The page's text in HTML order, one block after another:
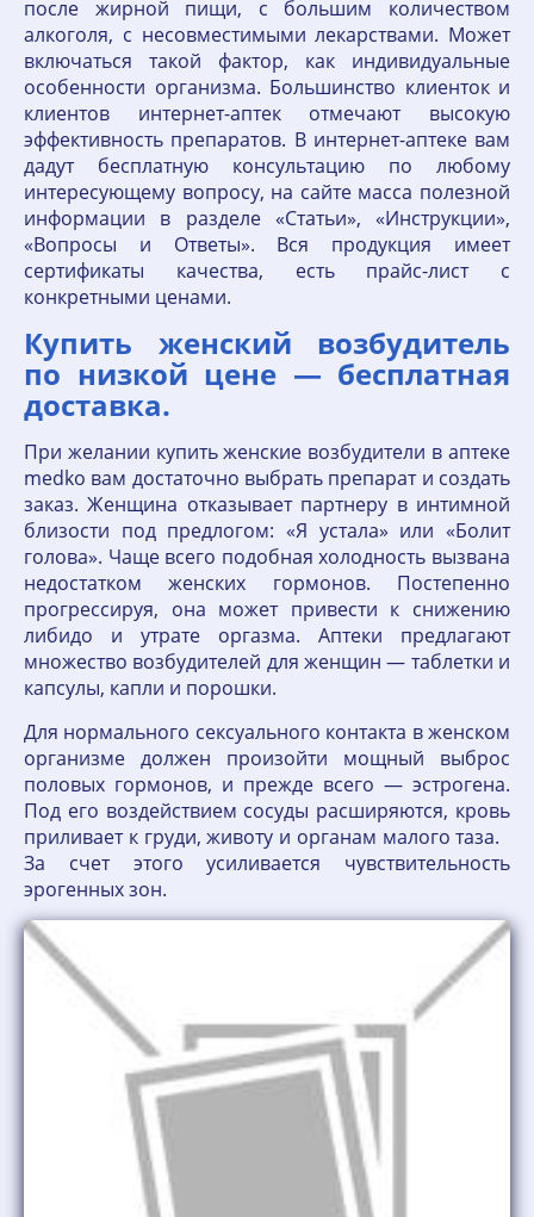
после жирной пищи, с большим количеством
алкоголя, с несовместимыми лекарствами. Может
включаться такой фактор, как индивидуальные
особенности организма. Большинство клиенток и
клиентов интернет-аптек отмечают высокую
эффективность препаратов. В интернет-аптеке вам
дадут бесплатную консультацию по любому
интересующему вопросу, на сайте масса полезной
информации в разделе «Статьи», «Инструкции»,
«Вопросы и Ответы». Вся продукция имеет
сертификаты качества, есть прайс-лист с
конкретными ценами.
Купить женский возбудитель
по низкой цене — бесплатная
доставка.
При желании купить женские возбудители в аптеке
medko вам достаточно выбрать препарат и создать
заказ. Женщина отказывает партнеру в интимной
близости под предлогом: «Я устала» или «Болит
голова». Чаще всего подобная холодность вызвана
недостатком женских гормонов. Постепенно
прогрессируя, она может привести к снижению
либидо и утрате оргазма. Аптеки предлагают
множество возбудителей для женщин — таблетки и
капсулы, капли и порошки.
Для нормального сексуального контакта в женском
организме должен произойти мощный выброс
половых гормонов, и прежде всего — эстрогена.
Под его воздействием сосуды расширяются, кровь
приливает к груди, животу и органам малого таза.
За счет этого усиливается чувствительность
эрогенных зон.